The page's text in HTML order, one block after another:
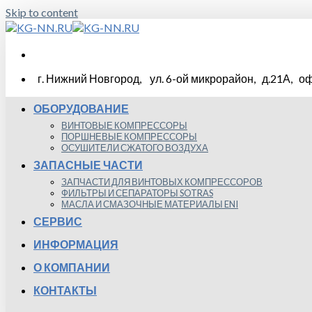
Skip to content
г. Нижний Новгород, ул. 6-ой микрорайон, д.21А,
ОБОРУДОВАНИЕ
ВИНТОВЫЕ КОМПРЕССОРЫ
ПОРШНЕВЫЕ КОМПРЕССОРЫ
ОСУШИТЕЛИ СЖАТОГО ВОЗДУХА
ЗАПАСНЫЕ ЧАСТИ
ЗАПЧАСТИ ДЛЯ ВИНТОВЫХ КОМПРЕССОРОВ
ФИЛЬТРЫ И СЕПАРАТОРЫ SOTRAS
МАСЛА И СМАЗОЧНЫЕ МАТЕРИАЛЫ ENI
СЕРВИС
ИНФОРМАЦИЯ
О КОМПАНИИ
КОНТАКТЫ